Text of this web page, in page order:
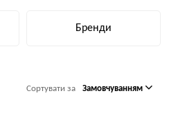
Бренди
Сортувати за Замовчуванням